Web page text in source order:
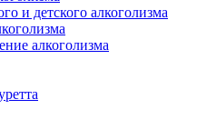
и детского алкоголизма
алкоголизма